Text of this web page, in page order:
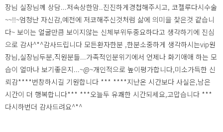
장님 실장님께 상담...저속상한맘..진진하게경첩해주시고, 코젤루다시수술
~~!!~엄청난 자신감,예전에 저코해주신것처럼 삶에 의미을 찿은것 같습니
다~ 보이는 얼굴만큼 보이지않는 신체부위두중요하다고 생각하기에 진심
으로 감사^*^감사드립니다 모든환자한분 ,한분소중하게 생각하시는vip원
장님,실장님두분,직원분들...가족적인분위기에서 언제나 화기애애 하는 모
습이 얼마나 보기좋은지...~@~개인적으로 높이평가합니다,미소가득한 신
뢰감****번창하시길 기원합니다 *** ****지난온 시간보다 사실은,남은
시간이 더 행복합니다*** ***오늘두 유쾌한 시간되세요,고맙습니다 ***
다시하번더 감사드려요^*^